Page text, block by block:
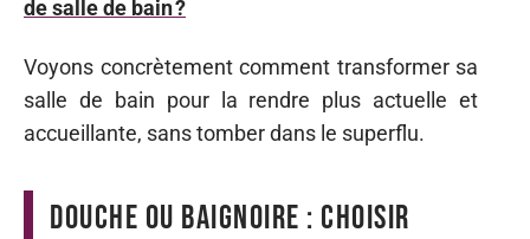
de salle de bain ?
Voyons concrètement comment transformer sa
salle de bain pour la rendre plus actuelle et
accueillante, sans tomber dans le superflu.
Douche ou baignoire : choisir